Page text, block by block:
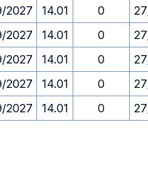
2027 14.01 0
2027 14.01 0
2027 14.01 0
2027 14.01 0
2027 14.01 0